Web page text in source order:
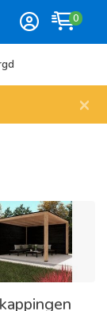
0
×